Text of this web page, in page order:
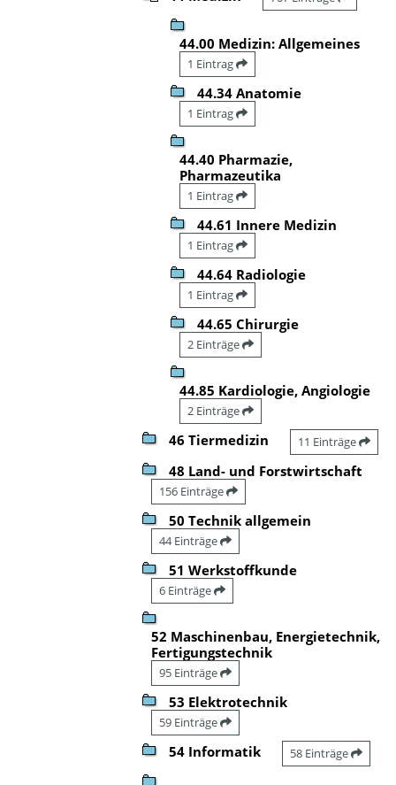
44.00 Medizin: Allgemeines
1 Eintrag
44.34 Anatomie
1 Eintrag
44.40 Pharmazie,
Pharmazeutika
1 Eintrag
44.61 Innere Medizin
1 Eintrag
44.64 Radiologie
1 Eintrag
44.65 Chirurgie
2 Einträge
44.85 Kardiologie, Angiologie
2 Einträge
46 Tiermedizin 11 Einträge
48 Land- und Forstwirtschaft
156 Einträge
50 Technik allgemein
44 Einträge
51 Werkstoffkunde
6 Einträge
52 Maschinenbau, Energietechnik,
Fertigungstechnik
95 Einträge
53 Elektrotechnik
59 Einträge
54 Informatik 58 Einträge